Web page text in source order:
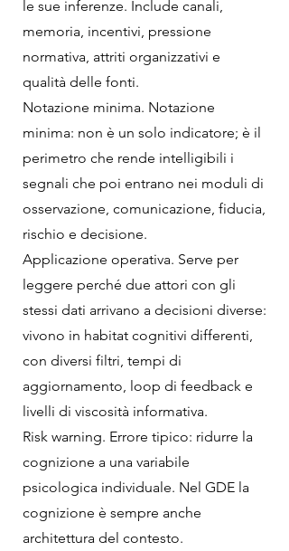
le sue inferenze. Include canali,
memoria, incentivi, pressione
normativa, attriti organizzativi e
qualità delle fonti.
Notazione minima. Notazione
minima: non è un solo indicatore; è il
perimetro che rende intelligibili i
segnali che poi entrano nei moduli di
osservazione, comunicazione, fiducia,
rischio e decisione.
Applicazione operativa. Serve per
leggere perché due attori con gli
stessi dati arrivano a decisioni diverse:
vivono in habitat cognitivi differenti,
con diversi filtri, tempi di
aggiornamento, loop di feedback e
livelli di viscosità informativa.
Risk warning. Errore tipico: ridurre la
cognizione a una variabile
psicologica individuale. Nel GDE la
cognizione è sempre anche
architettura del contesto.